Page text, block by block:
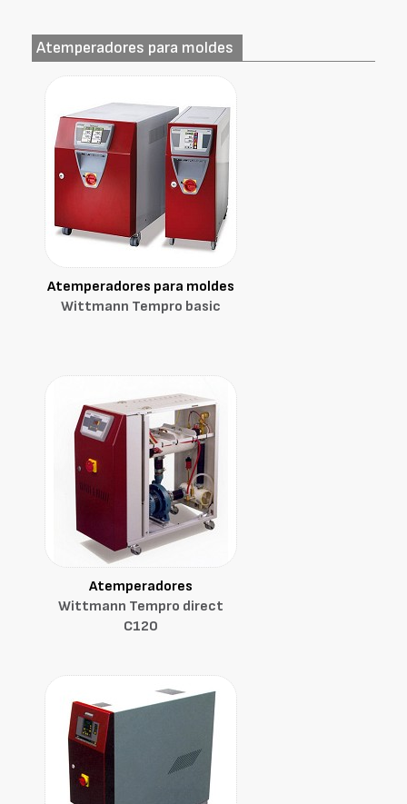
Atemperadores para moldes
Atemperadores para moldes
Wittmann Tempro basic
Atemperadores
Wittmann Tempro direct
C120